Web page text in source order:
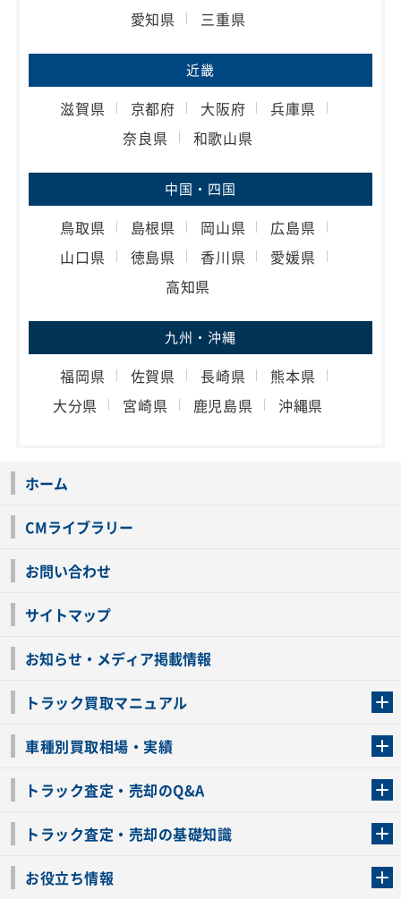
愛知県
三重県
近畿
滋賀県 京都府 大阪府
兵庫県
奈良県
和歌山県
中国・四国
鳥取県 島根県 岡山県
広島県
山口県
徳島県 香川県
愛媛県
高知県
九州・沖縄
福岡県 佐賀県 長崎県
熊本県
大分県
宮崎県 鹿児島県 沖縄県
ホーム
CMライブラリー
お問い合わせ
サイトマップ
お知らせ・メディア掲載情報
トラック買取マニュアル
車種別買取相場・実績
トラック査定・売却のQ&A
トラック査定・売却の基礎知識
お役立ち情報